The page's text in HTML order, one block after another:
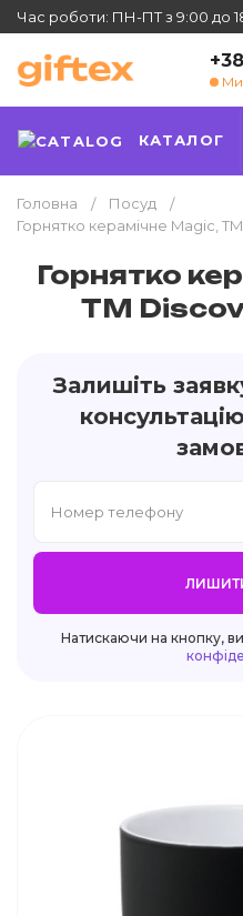
Час роботи: ПН-ПТ з 9:00 до
КАТАЛОГ
Головна
Посуд
Горнятко керамічне Magic,
Горнятко
ТМ
Залишіть
Натискаючи на кнопку,